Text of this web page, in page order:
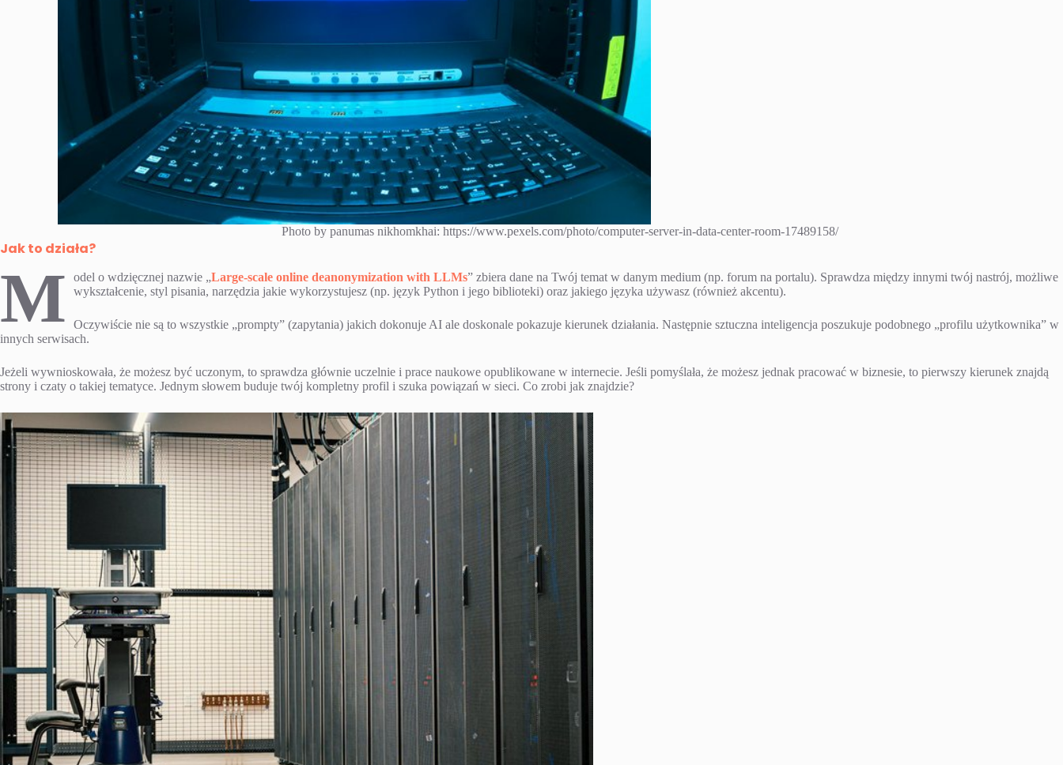
Photo by panumas nikhomkhai: https://www.pexels.com/photo/computer-server-in-data-center-room-17489158/
Jak to działa?
M odel o wdzięcznej nazwie „Large-scale online deanonymization with LLMs” zbiera dane na Twój temat w danym medium (np. forum na portalu). Sprawdza między innymi twój nastrój, możliwe
wykształcenie, styl pisania, narzędzia jakie wykorzystujesz (np. język Python i jego biblioteki) oraz jakiego języka używasz (również akcentu).
Oczywiście nie są to wszystkie „prompty” (zapytania) jakich dokonuje AI ale doskonale pokazuje kierunek działania. Następnie sztuczna inteligencja poszukuje podobnego „profilu użytkownika” w
innych serwisach.
Jeżeli wywnioskowała, że możesz być uczonym, to sprawdza głównie uczelnie i prace naukowe opublikowane w internecie. Jeśli pomyślała, że możesz jednak pracować w biznesie, to pierwszy kierunek znajdą
strony i czaty o takiej tematyce. Jednym słowem buduje twój kompletny profil i szuka powiązań w sieci. Co zrobi jak znajdzie?